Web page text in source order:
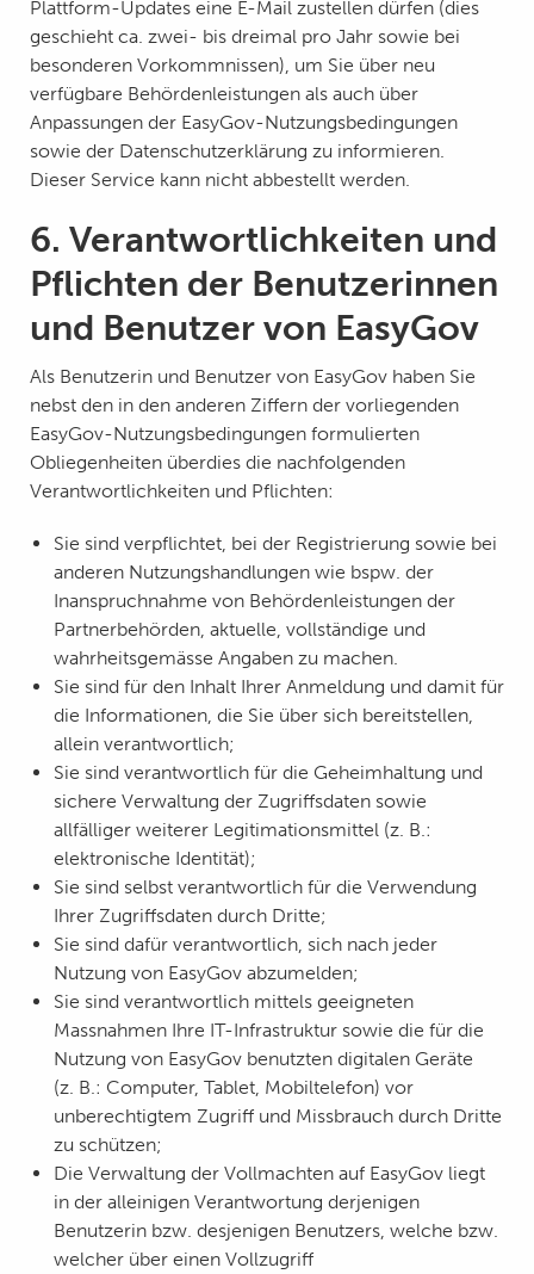
Plattform-Updates eine E-Mail zustellen dürfen (dies
geschieht ca. zwei- bis dreimal pro Jahr sowie bei
besonderen Vorkommnissen), um Sie über neu
verfügbare Behördenleistungen als auch über
Anpassungen der EasyGov-Nutzungsbedingungen
sowie der Datenschutzerklärung zu informieren.
Dieser Service kann nicht abbestellt werden.
6. Verantwortlichkeiten und
Pflichten der Benutzerinnen
und Benutzer von EasyGov
Als Benutzerin und Benutzer von EasyGov haben Sie
nebst den in den anderen Ziffern der vorliegenden
EasyGov-Nutzungsbedingungen formulierten
Obliegenheiten überdies die nachfolgenden
Verantwortlichkeiten und Pflichten:
Sie sind verpflichtet, bei der Registrierung sowie bei
anderen Nutzungshandlungen wie bspw. der
Inanspruchnahme von Behördenleistungen der
Partnerbehörden, aktuelle, vollständige und
wahrheitsgemässe Angaben zu machen.
Sie sind für den Inhalt Ihrer Anmeldung und damit für
die Informationen, die Sie über sich bereitstellen,
allein verantwortlich;
Sie sind verantwortlich für die Geheimhaltung und
sichere Verwaltung der Zugriffsdaten sowie
allfälliger weiterer Legitimationsmittel (z. B.:
elektronische Identität);
Sie sind selbst verantwortlich für die Verwendung
Ihrer Zugriffsdaten durch Dritte;
Sie sind dafür verantwortlich, sich nach jeder
Nutzung von EasyGov abzumelden;
Sie sind verantwortlich mittels geeigneten
Massnahmen Ihre IT-Infrastruktur sowie die für die
Nutzung von EasyGov benutzten digitalen Geräte
(z. B.: Computer, Tablet, Mobiltelefon) vor
unberechtigtem Zugriff und Missbrauch durch Dritte
zu schützen;
Die Verwaltung der Vollmachten auf EasyGov liegt
in der alleinigen Verantwortung derjenigen
Benutzerin bzw. desjenigen Benutzers, welche bzw.
welcher über einen Vollzugriff